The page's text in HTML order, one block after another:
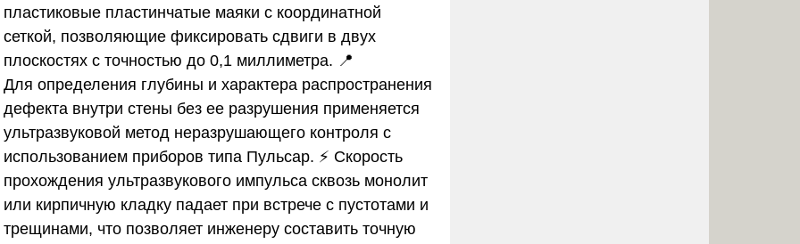
пластиковые пластинчатые маяки с координатной
сеткой, позволяющие фиксировать сдвиги в двух
плоскостях с точностью до 0,1 миллиметра. 📍
Для определения глубины и характера распространения
дефекта внутри стены без ее разрушения применяется
ультразвуковой метод неразрушающего контроля с
использованием приборов типа Пульсар. ⚡ Скорость
прохождения ультразвукового импульса сквозь монолит
или кирпичную кладку падает при встрече с пустотами и
трещинами, что позволяет инженеру составить точную